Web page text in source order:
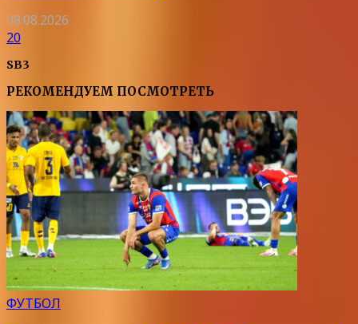
08.08.2026
20
SB3
РЕКОМЕНДУЕМ ПОСМОТРЕТЬ
ФУТБОЛ